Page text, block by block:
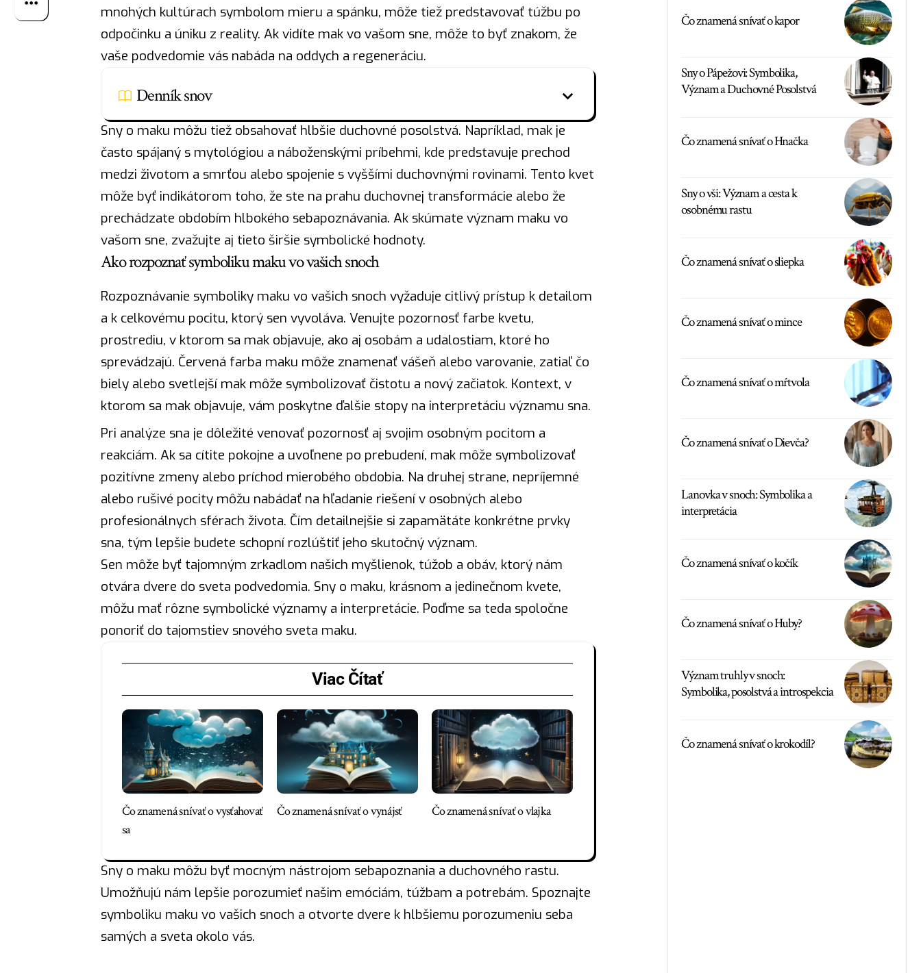
mnohých kultúrach symbolom mieru a spánku, môže tiež predstavovať túžbu po
odpočinku a úniku z reality. Ak vidíte makvo vašom sne, môže to byť znakom, že
vaše podvedomie vás nabáda na oddych a regeneráciu.
Denník snov
Sny o maku môžu tiež obsahovať hlbšie duchovné posolstvá. Napríklad, mak je
často spájaný s mytológiou a náboženskými príbehmi, kde predstavuje prechod
medzi životom a smrťou alebo spojenie s vyššími duchovnými rovinami. Tento kvet
môže byť indikátorom toho, že ste na prahu duchovnej transformácie alebo že
prechádzate obdobím hlbokého sebapoznávania. Ak skúmate význam maku vo
vašom sne, zvažujte aj tieto širšie symbolické hodnoty.
Ako rozpoznať symboliku maku vo vašich snoch
Rozpoznávanie symboliky maku vo vašich snoch vyžaduje citlivý prístup k detailom
a k celkovému pocitu, ktorý sen vyvoláva. Venujte pozornosť farbe kvetu,
prostrediu, v ktorom sa mak objavuje, ako aj osobám a udalostiam, ktoré ho
sprevádzajú. Červená farba maku môže znamenať vášeň alebo varovanie, zatiaľ čo
biely alebo svetlejší mak môže symbolizovať čistotu a nový začiatok. Kontext, v
ktorom sa mak objavuje, vám poskytne ďalšie stopy na interpretáciu významu sna.
Pri analýze sna je dôležité venovať pozornosť aj svojim osobným pocitom a
reakciám. Ak sa cítite pokojne a uvoľnene po prebudení, mak môže symbolizovať
pozitívne zmeny alebo príchod mierobého obdobia. Na druhej strane, nepríjemné
alebo rušivé pocity môžu nabádať na hľadanie riešení v osobných alebo
profesionálnych sférach života. Čím detailnejšie si zapamätáte konkrétne prvky
sna, tým lepšie budete schopní rozlúštiť jeho skutočný význam.
Sen môže byť tajomným zrkadlom našich myšlienok, túžob a obáv, ktorý nám
otvára dvere do sveta podvedomia. Sny o maku, krásnom a jedinečnom kvete,
môžu mať rôzne symbolické významy a interpretácie. Poďme sa teda spoločne
ponoriť do tajomstiev snového sveta maku.
Viac Čítať
Čo znamená snívať o vysťahovať
sa
Čo znamená snívať o vynájsť Čo znamená snívať o vlajka
Sny o maku môžu byť mocným nástrojom sebapoznania a duchovného rastu.
Umožňujú nám lepšie porozumieť našim emóciám, túžbam a potrebám. Spoznajte
symboliku maku vo vašich snoch a otvorte dvere k hlbšiemu porozumeniu seba
samých a sveta okolo vás.
Čo znamená snívať o kapor
Sny o Pápežovi: Symbolika,
Význam a Duchovné Posolstvá
Čo znamená snívať o Hnačka
Sny o vši: Význam a cesta k
osobnému rastu
Čo znamená snívať o sliepka
Čo znamená snívať o mince
Čo znamená snívať o mŕtvola
Čo znamená snívať o Dievča?
Lanovka v snoch: Symbolika a
interpretácia
Čo znamená snívať o kočík
Čo znamená snívať o Huby?
Význam truhly v snoch:
Symbolika, posolstvá a introspekcia
Čo znamená snívať o krokodíl?